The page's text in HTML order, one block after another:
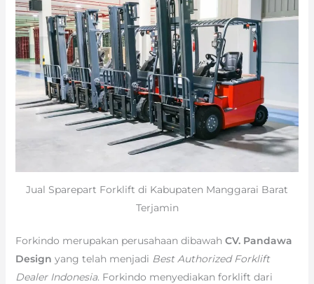
Jual Sparepart Forklift di Kabupaten Manggarai Barat
Terjamin
Forkindo merupakan perusahaan dibawah CV. Pandawa
Design yang telah menjadi Best Authorized Forklift
Dealer Indonesia. Forkindo menyediakan forklift dari